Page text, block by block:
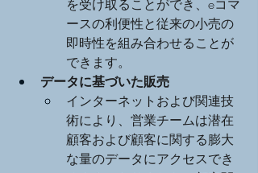
を受け取ることができ、eコマ
ースの利便性と従来の小売の
即時性を組み合わせることが
できます。
データに基づいた販売
インターネットおよび関連技
術により、営業チームは潜在
顧客および顧客に関する膨大
な量のデータにアクセスでき